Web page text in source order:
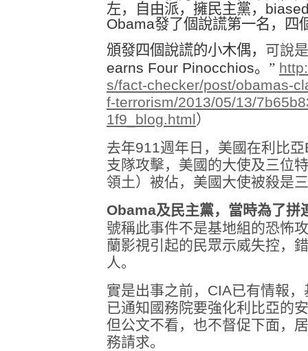
左，自由派，擁民主黨，
Obama發了個說謊第一名，四
頒發四個說謊的小木偶， 可說是
earns Four Pinocchios。”
s/fact-checker/post/obamas-
f-terrorism/2013/05/13/
1f9_blog.html）
去年911週年日，美國在利比亞
支隊攻擊，美國的大使及三位
領土）被佔，美國大使被殺是
Obama及民主黨，當時為了拼
號稱此事件不是基地組的恐怖
蘭影視引起的民眾示威失控，
人。
實是出事之前， CIA已有情報
已通知國務院要強化利比亞的
但公文不看，也不督促下面，
務請求。